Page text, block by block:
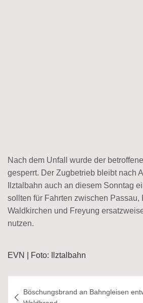
Nach dem Unfall wurde der
gesperrt. Der Zugbetrieb bleibt nach
Ilztalbahn auch an diesem Sonntag
sollten für Fahrten zwischen Passau,
Waldkirchen und Freyung
nutzen.
EVN | Foto: Ilztalbahn
Böschungsbrand an Bahngleisen